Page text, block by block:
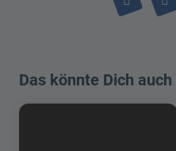
Das könnte Dich